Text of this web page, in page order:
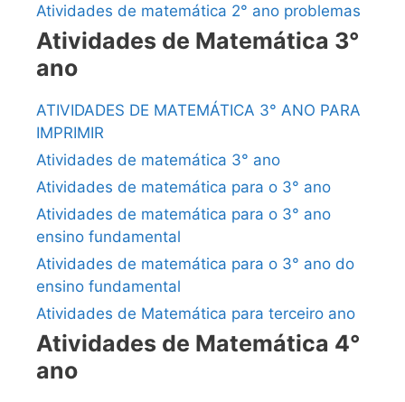
Atividades de matemática 2° ano problemas
Atividades de Matemática 3°
ano
ATIVIDADES DE MATEMÁTICA 3° ANO PARA
IMPRIMIR
Atividades de matemática 3° ano
Atividades de matemática para o 3° ano
Atividades de matemática para o 3° ano
ensino fundamental
Atividades de matemática para o 3° ano do
ensino fundamental
Atividades de Matemática para terceiro ano
Atividades de Matemática 4°
ano